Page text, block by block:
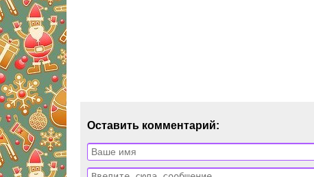
Оставить комментарий: